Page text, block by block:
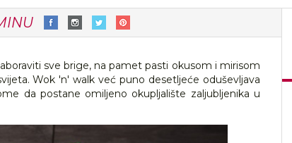
sve brige, na pamet pasti okusom i mirisom
Wok 'n' walk već puno desetljeće oduševljava
da postane omiljeno okupljalište zaljubljenika u